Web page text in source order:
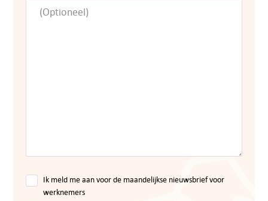
Ik meld me aan voor de maandelijkse nieuwsbrief voor
werknemers